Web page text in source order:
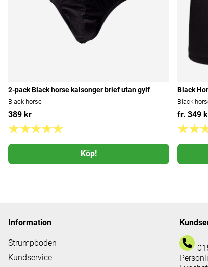
2-pack Black horse kalsonger brief utan gylf
Black horse
389 kr
Köp!
Black
Black
fr. 349
Information
Strumpboden
Kundservice